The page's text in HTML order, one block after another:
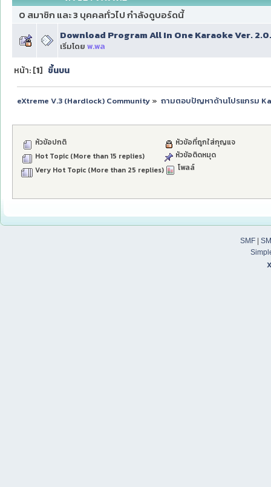
0 สมาชิก และ 3 บุคคลทั่วไป กำลังดูบอร์ดนี้
Download Program All In One Karaoke Ver.
เริ่มโดย พ.พล
หน้า: [1] ขึ้นบน
eXtreme V.3 (Hardlock) Community» ถามตอบปัญหาด้านโปรแกรม
หัวข้อปกติ
Hot Topic (More than 15 replies)
Very Hot Topic (More than 25 replies)
หัวข้อที่ถูกใส่กุญแจ
หัวข้อติดหมุด
โพลล์
SMF|